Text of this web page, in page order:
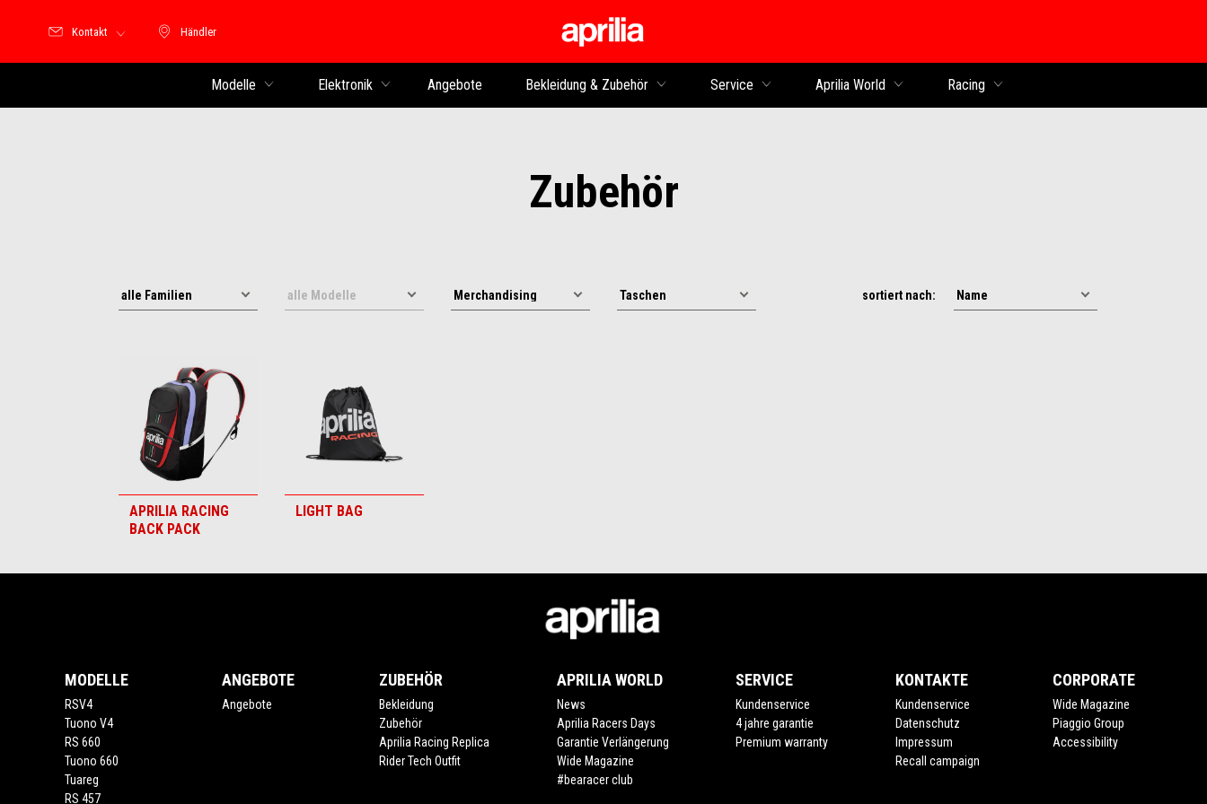
Händler
Händler
Kontakt
Modelle Elektronik Angebote Bekleidung & Zubehör Service Aprilia World Racing
Zubehör
sortiert nach:
APRILIA RACING
BACK PACK
LIGHT BAG
MODELLE
RSV4
Tuono V4
RS 660
Tuono 660
Tuareg
RS 457
ANGEBOTE
Angebote
ZUBEHÖR
Bekleidung
Zubehör
Aprilia Racing Replica
Rider Tech Outfit
APRILIA WORLD
News
Aprilia Racers Days
Garantie Verlängerung
Wide Magazine
#bearacer club
SERVICE
Kundenservice
4 jahre garantie
Premium warranty
KONTAKTE
Kundenservice
Datenschutz
Impressum
Recall campaign
CORPORATE
Wide Magazine
Piaggio Group
Accessibility